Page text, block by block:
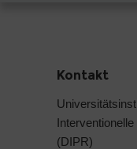
Kontakt
(DIPR)